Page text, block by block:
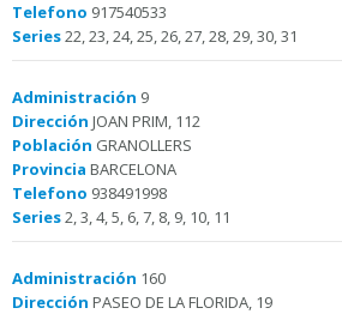
Telefono 917540533
Series22, 23, 24, 25, 26, 27, 28, 29, 30, 31
Administración 9
Dirección JOAN PRIM, 112
Población GRANOLLERS
Provincia BARCELONA
Telefono 938491998
Series2, 3, 4, 5, 6, 7, 8, 9, 10, 11
Administración 160
Dirección PASEO DE LA FLORIDA, 19